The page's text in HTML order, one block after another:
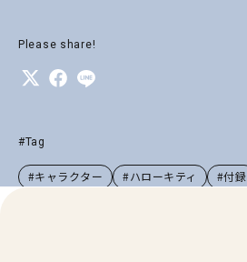
Please share!
#Tag
#キャラクター #ハローキティ #付録